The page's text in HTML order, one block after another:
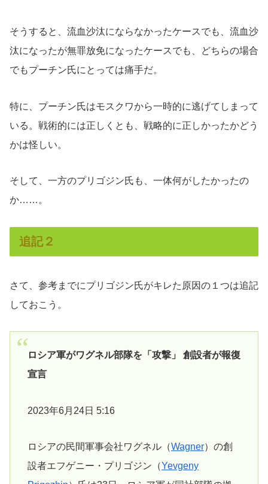
そうすると、流血沙汰にならなかったケースでも、流血沙
汰になったが無罪放免になったケースでも、どちらの場合
でもプーチン氏にとっては痛手だ。
特に、プーチン氏はモスクワから一時的に逃げてしまって
いる。戦術的には正しくとも、戦略的に正しかったかどう
かは怪しい。
そして、一方のプリゴジン氏も、一体何がしたかったの
か……。
追記２
さて、参考までにプリゴジン氏がキレた原因の１つは追記
しておこう。
ロシア軍がワグネル部隊を「攻撃」 創設者が報復
宣言
2023年6月24日 5:16
ロシアの民間軍事会社ワグネル（Wagner）の創
設者エフゲニー・プリゴジン（Yevgeny